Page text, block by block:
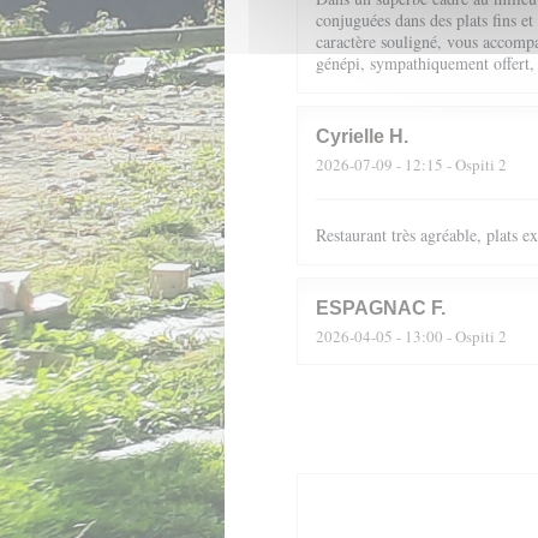
conjuguées dans des plats fins
caractère souligné, vous
génépi, sympathiquement
Cyrielle H
2026-07-09 - 12:15 - Ospiti 2
Restaurant très agréable, plats
ESPAGNAC F
2026-04-05 - 13:00 - Ospiti 2